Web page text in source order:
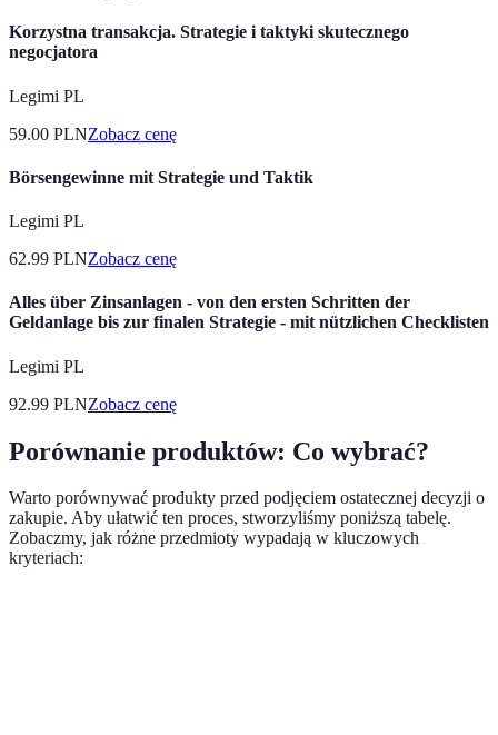
Korzystna transakcja. Strategie i taktyki skutecznego
negocjatora
Legimi PL
59.00 PLNZobacz cenę
Börsengewinne mit Strategie und Taktik
Legimi PL
62.99 PLNZobacz cenę
Alles über Zinsanlagen - von den ersten Schritten der
Geldanlage bis zur finalen Strategie - mit nützlichen Checklisten
Legimi PL
92.99 PLNZobacz cenę
Porównanie produktów: Co wybrać?
Warto porównywać produkty przed podjęciem ostatecznej decyzji o
zakupie. Aby ułatwić ten proces, stworzyliśmy poniższą tabelę.
Zobaczmy, jak różne przedmioty wypadają w kluczowych
kryteriach: